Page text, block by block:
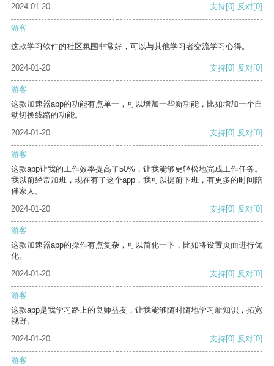
2024-01-20 支持[0] 反对[0]
游客
这款学习软件的社区氛围非常好，可以与其他学习者交流学习心得。
2024-01-20 支持[0] 反对[0]
游客
这款加速器app的功能有点单一，可以增加一些新功能，比如增加一个自
动切换线路的功能。
2024-01-20
支持[0] 反对[0]
游客
这款app让我的工作效率提高了50%，让我能够更轻松地完成工作任务。
我以前经常加班，现在有了这个app，我可以提前下班，有更多的时间陪
伴家人。
2024-01-20
支持[0] 反对[0]
游客
这款加速器app的操作有点复杂，可以简化一下，比如将设置页面进行优
化。
2024-01-20
支持[0] 反对[0]
游客
这款app是我学习路上的良师益友，让我能够随时随地学习新知识，拓宽
视野。
2024-01-20
支持[0] 反对[0]
游客